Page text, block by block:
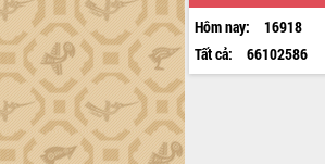
Hôm nay:
16918
Tất cả:
66102586